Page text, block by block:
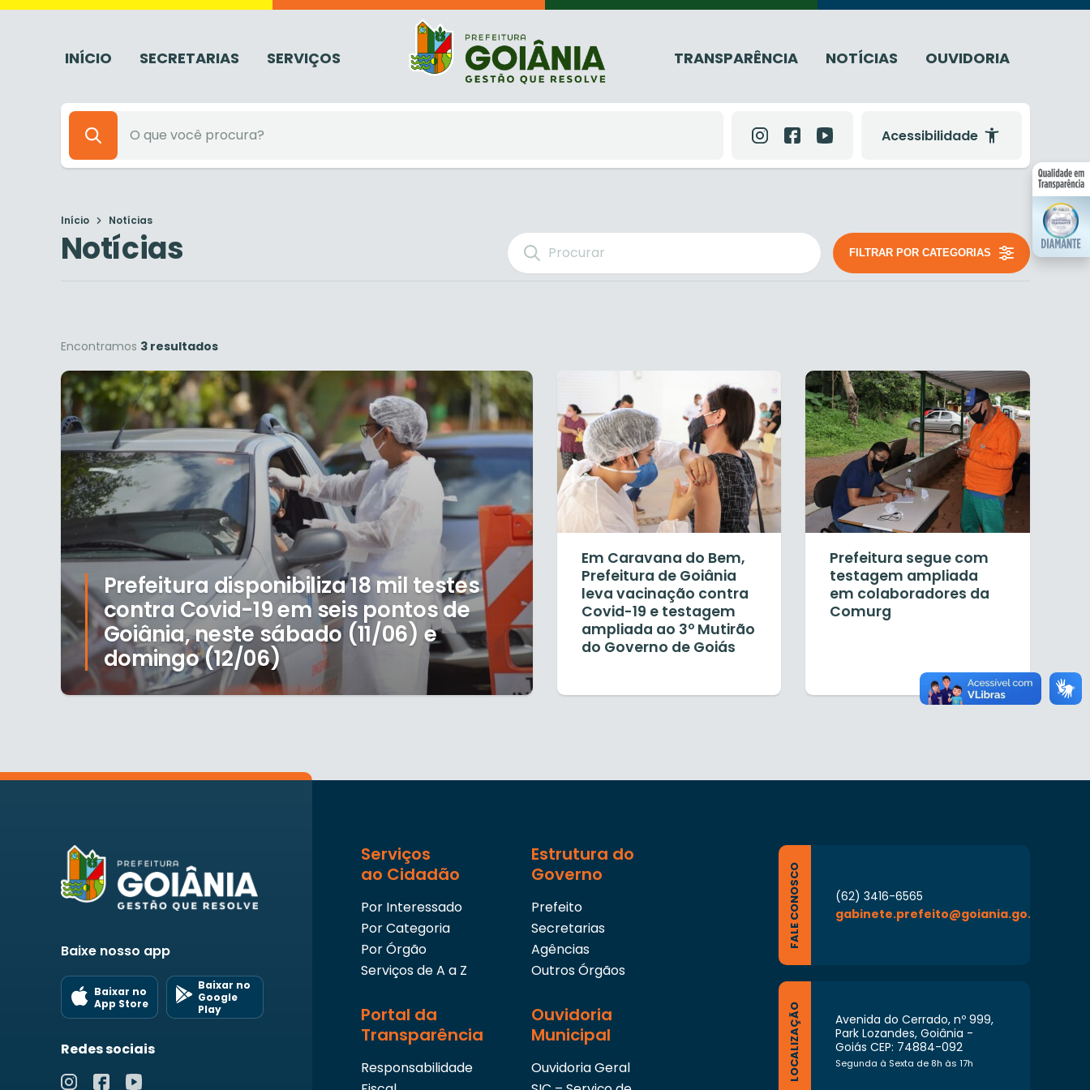
INÍCIO SECRETARIAS SERVIÇOS TRANSPARÊNCIA NOTÍCIAS OUVIDORIA
Acessibilidade
Início Notícias
Notícias FILTRAR POR CATEGORIAS
Encontramos 3 resultados
Prefeitura disponibiliza 18 mil testes
contra Covid-19 em seis pontos de
Goiânia, neste sábado (11/06) e
domingo (12/06)
Em Caravana do Bem,
Prefeitura de Goiânia
leva vacinação contra
Covid-19 e testagem
ampliada ao 3º Mutirão
do Governo de Goiás
Prefeitura segue com
testagem ampliada
em colaboradores da
Comurg
Baixe nosso app
Baixar no
App Store
Baixar no
Google
Play
Redes sociais
Serviços
ao Cidadão
Por Interessado
Por Categoria
Por Órgão
Serviços de A a Z
Estrutura do
Governo
Prefeito
Secretarias
Agências
Outros Órgãos
Portal da
Transparência
Responsabilidade
Ouvidoria
Municipal
Ouvidoria Geral
FALE CONOSCO
(62) 3416-6565
gabinete.prefeito@goiania.go.gov.br
LOCALIZAÇÃO
Avenida do Cerrado, nº 999,
Park Lozandes, Goiânia -
Goiás CEP: 74884-092
Segunda à Sexta de 8h às 17h